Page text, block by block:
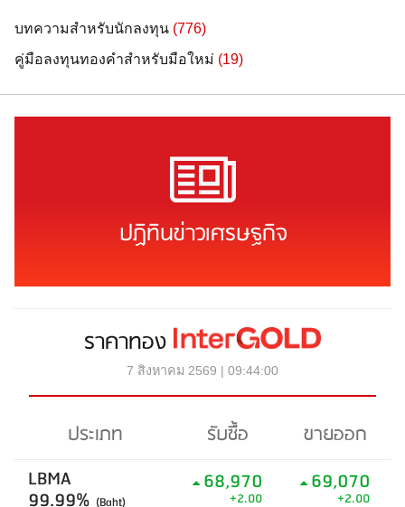
บทความสำหรับนักลงทุน (776)
คู่มือลงทุนทองคำสำหรับมือใหม่ (19)
ปฏิทินข่าวเศรษฐกิจ
ราคาทอง
7 สิงหาคม 2569 | 09:44:00
ประเภท รับซื้อ
ขายออก
LBMA
(Baht)
68,970
+2.00
69,070
+2.00